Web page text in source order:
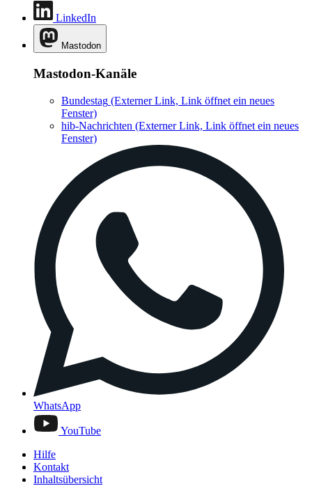
LinkedIn
Mastodon
Mastodon-Kanäle
Bundestag (Externer Link, Link öffnet ein neues
Fenster)
hib-Nachrichten (Externer Link, Link öffnet ein neues
Fenster)
WhatsApp
YouTube
Hilfe
Kontakt
Inhaltsübersicht